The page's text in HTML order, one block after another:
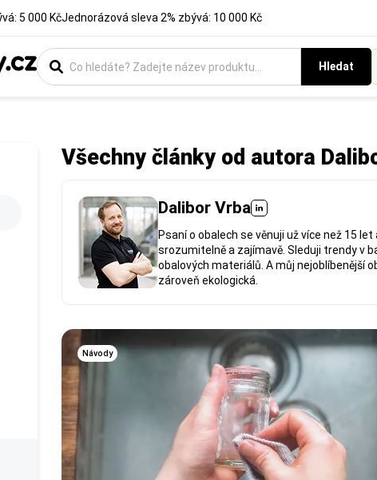
5 000 KčJednorázová sleva 2% zbývá: 10 000 Kč
Hledat
Všechny články od autora
Dalibor Vrba
Psaní o obalech se věnuji už více než 15
srozumitelně a zajímavě. Sleduji trendy v
obalových materiálů. A můj nejoblíbenější
zároveň ekologická.
Návody